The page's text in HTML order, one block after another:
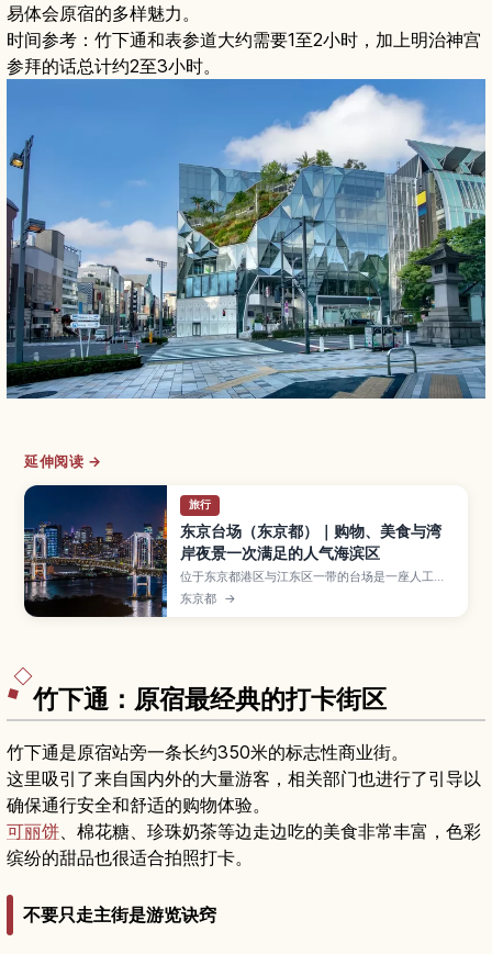
易体会原宿的多样魅力。
时间参考：竹下通和表参道大约需要1至2小时，加上明治神宫
参拜的话总计约2至3小时。
延伸阅读 →
旅行
东京台场（东京都）｜购物、美食与湾
岸夜景一次满足的人气海滨区
位于东京都港区与江东区一带的台场是一座人工
岛，集购物中心、美食、娱乐设施与东京湾夜景于
一身的人气海滨景点。本文将介绍彩虹大桥夜景、
东京都 →
竹下通：原宿最经典的打卡街区
竹下通是原宿站旁一条长约350米的标志性商业街。
这里吸引了来自国内外的大量游客，相关部门也进行了引导以
确保通行安全和舒适的购物体验。
可丽饼 、棉花糖、珍珠奶茶等边走边吃的美食非常丰富，色彩
缤纷的甜品也很适合拍照打卡。
不要只走主街是游览诀窍